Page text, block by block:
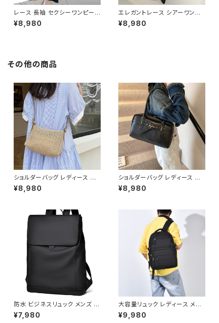
レース 長袖 セクシーワンピース
アシンメトリースカート タイトワ
ンピース パーティードレス ドレ
C-OSS0253
¥8,980
エレガントレース シアーワンピ
ース ロングドレス 透け感 レデ
ィース ワンピース タイトドレス
¥8,980
その他の商品
ショルダーバッグ レディース 編
み込みバッグ サマーバッグ ナチ
ュラルバッグ カジュアルバッグ
ホワイト K-B0298
¥8,980
ショルダーバッグ レディース ハ
ンドバッグ ボストンバッグ レザ
ーバッグ 肩掛けバッグ 通勤バッ
クブラウン ブラウン K-B0302
¥8,980
防水 ビジネスリュック メンズ レ
ディース 大容量 PC収納 キャリ
ーオン対応 軽量 多機能バック
¥7,980
大容量リュック レディース メン
ズ バックパック 多機能 軽量 通
勤 通学 ビジネスリュック A4対
¥9,980